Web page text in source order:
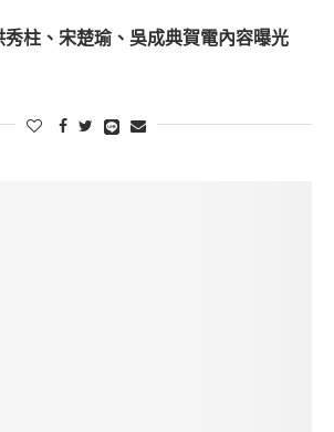
柱、宋楚瑜、吳成典賀電內容曝光